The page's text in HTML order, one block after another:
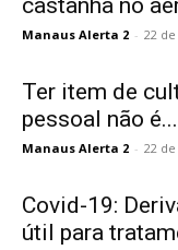
castanha no
Manaus Alerta 2 - 22
Ter item de
pessoal não é...
Manaus Alerta 2 - 22
Covid-19:
útil para